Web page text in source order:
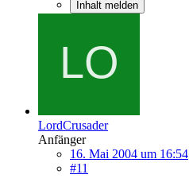
Inhalt melden
LordCrusader
Anfänger
16. Mai 2004 um 16:54
#11